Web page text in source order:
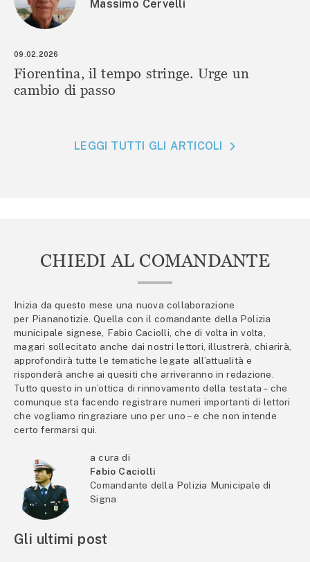
Massimo Cervelli
09.02.2026
Fiorentina, il tempo stringe. Urge un
cambio di passo
LEGGI TUTTI GLI ARTICOLI
CHIEDI AL COMANDANTE
Inizia da questo mese una nuova collaborazione
per Piananotizie. Quella con il comandante della Polizia
municipale signese, Fabio Caciolli, che di volta in volta,
magari sollecitato anche dai nostri lettori, illustrerà, chiarirà,
approfondirà tutte le tematiche legate all’attualità e
risponderà anche ai quesiti che arriveranno in redazione.
Tutto questo in un’ottica di rinnovamento della testata – che
comunque sta facendo registrare numeri importanti di lettori
che vogliamo ringraziare uno per uno – e che non intende
certo fermarsi qui.
a cura di
Fabio Caciolli
Comandante della Polizia Municipale di
Signa
Gli ultimi post